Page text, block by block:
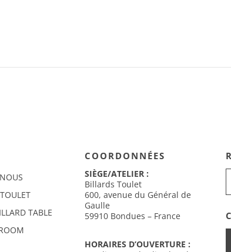
TABLE
COORDONNÉES
SIÈGE/ATELIER :
Billards Toulet
600, avenue du Général de
Gaulle
59910 Bondues – France
HORAIRES D’OUVERTURE :